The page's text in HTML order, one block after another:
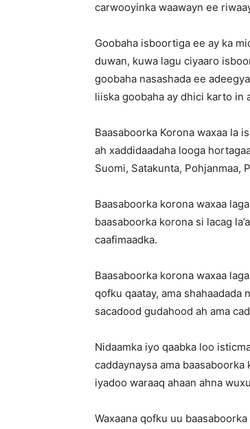
carwooyinka waawayn ee
Goobaha isboortiga ee ay ka
duwan, kuwa lagu ciyaaro
goobaha nasashada ee
liiska goobaha ay dhici karto in
Baasaboorka Korona waxaa la
ah xaddidaadaha looga
Suomi, Satakunta, Pohjanmaa,
Baasaboorka korona waxaa
baasaboorka korona si lacag
caafimaadka.
Baasaboorka korona waxaa
qofku qaatay, ama
sacadood gudahood ah ama
Nidaamka iyo qaabka loo
caddaynaysa ama
iyadoo waraaq ahaan ahna
Waxaana qofku uu